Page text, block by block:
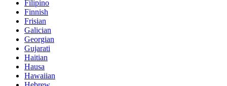
Filipino
Finnish
Frisian
Galician
Georgian
Gujarati
Haitian
Hausa
Hawaiian